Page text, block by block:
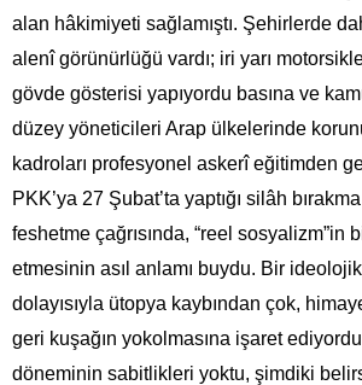
alan hâkimiyeti sağlamıştı. Şehirlerde
alenî görünürlüğü vardı; iri yarı
gövde gösterisi yapıyordu basına ve
düzey yöneticileri Arap ülkelerinde
kadroları profesyonel askerî eğitimden
PKK’ya 27 Şubat’ta yaptığı silâh
feshetme çağrısında, “reel sosyalizm”in
etmesinin asıl anlamı buydu. Bir
dolayısıyla ütopya kaybından çok,
geri kuşağın yokolmasına işaret
döneminin sabitlikleri yoktu, şimdiki